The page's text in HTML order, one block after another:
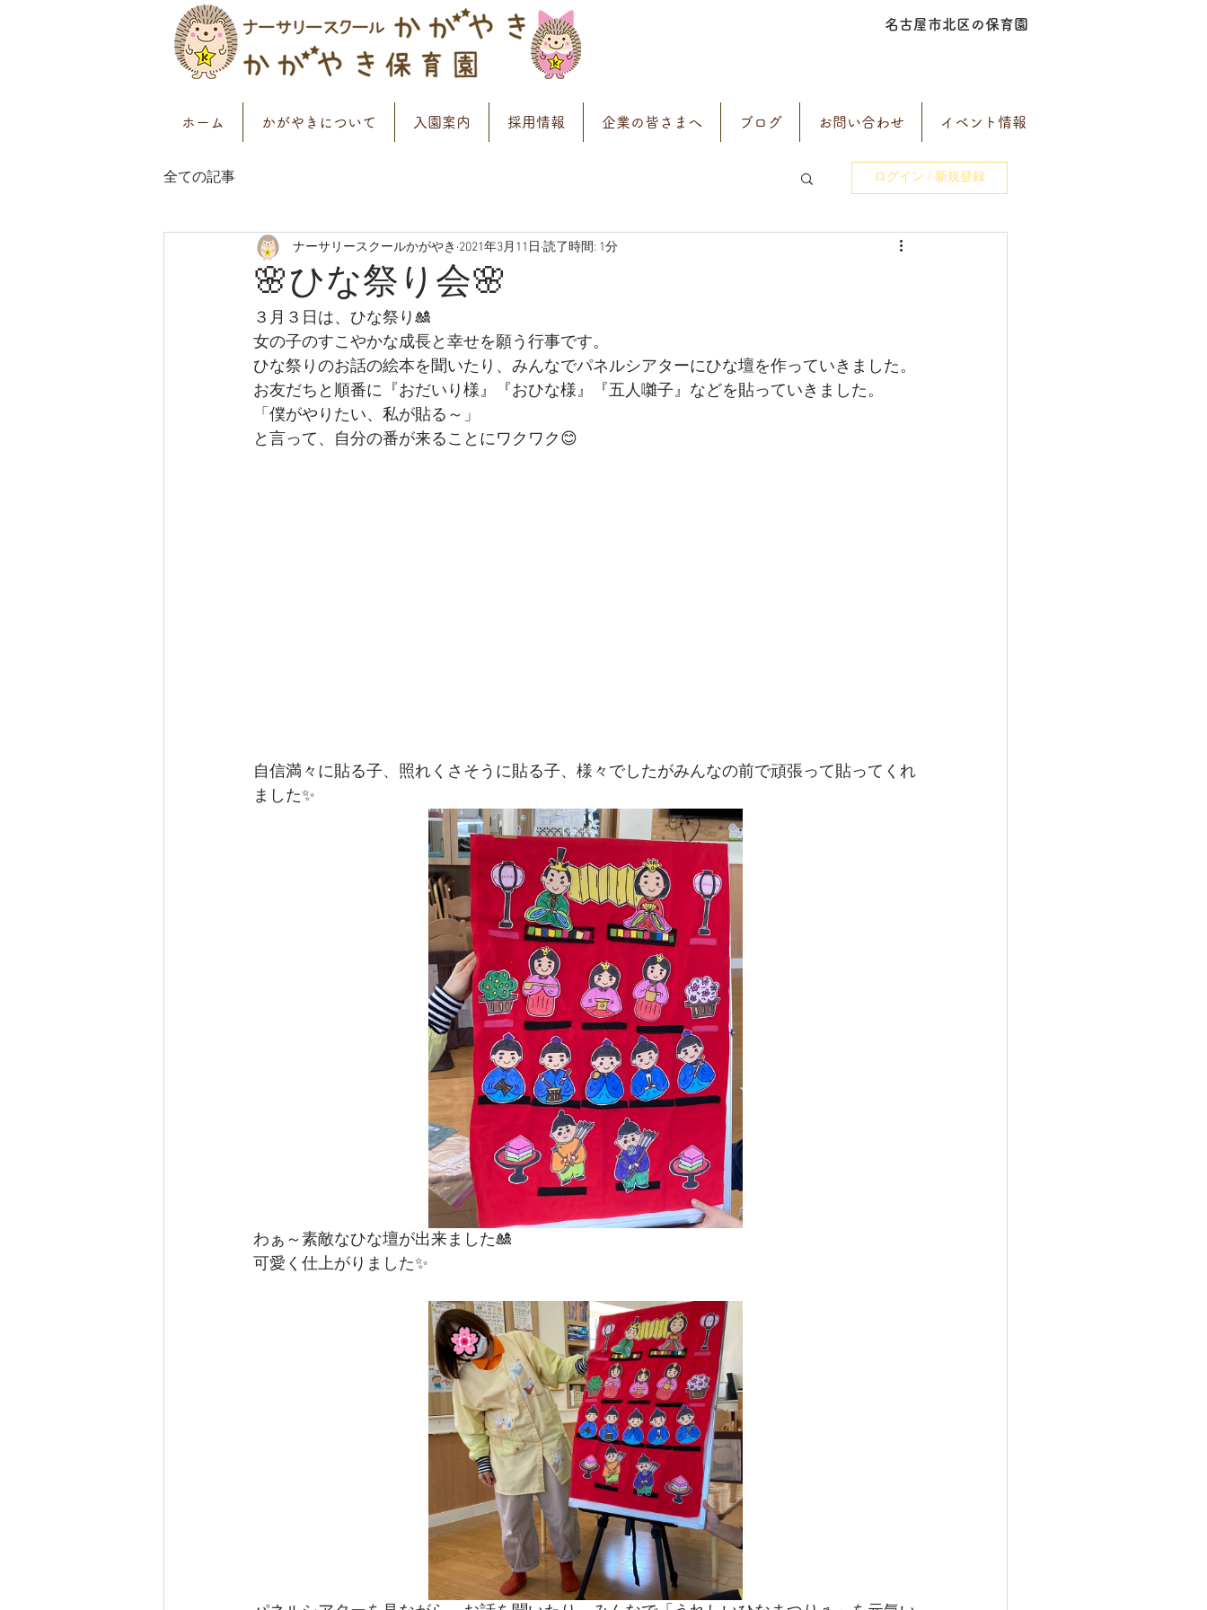
名古屋市北区の保育園
ホーム かがやきについて 入園案内 採用情報 企業の皆さまへ ブログ お問い合わせ イベント情報
全ての記事 ログイン / 新規登録
🌸ひな祭り会🌸
ナーサリースクールかがやき 2021年3月11日 読了時間: 1分
３月３日は、ひな祭り🎎
女の子のすこやかな成長と幸せを願う行事です。
ひな祭りのお話の絵本を聞いたり、みんなでパネルシアターにひな壇を作っていきました。
お友だちと順番に『おだいり様』『おひな様』『五人囃子』などを貼っていきました。
「僕がやりたい、私が貼る～」
と言って、自分の番が来ることにワクワク😊
自信満々に貼る子、照れくさそうに貼る子、様々でしたがみんなの前で頑張って貼ってくれ
ました✨
わぁ～素敵なひな壇が出来ました🎎
可愛く仕上がりました✨